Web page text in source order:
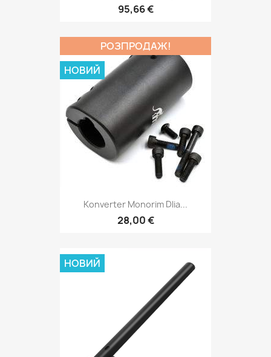
95,66 €
Konverter Monorim Dlia...
28,00 €
РОЗПРОДАЖ!
НОВИЙ
НОВИЙ